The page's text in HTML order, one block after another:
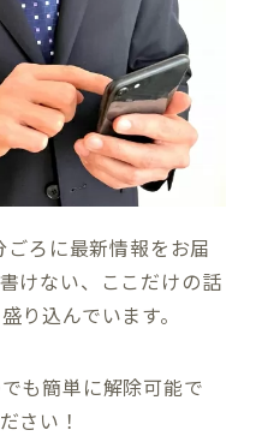
ろに最新情報をお届
けない、ここだけの話
り込んでいます。
も簡単に解除可能で
さい！